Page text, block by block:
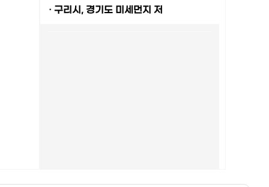
· 구리시, 경기도 미세먼지 저